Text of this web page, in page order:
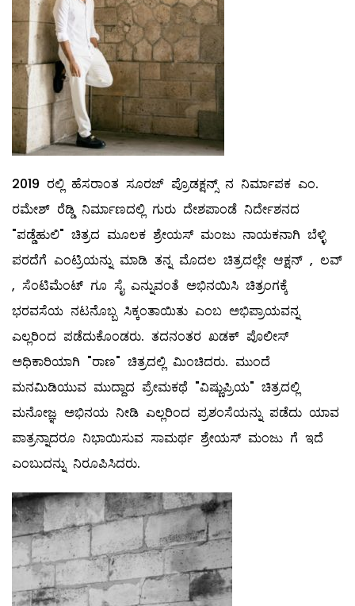
2019 ರಲ್ಲಿ ಹೆಸರಾಂತ ಸೂರಜ್ ಪ್ರೊಡಕ್ಷನ್ಸ್ ನ ನಿರ್ಮಾಪಕ ಎಂ.
ರಮೇಶ್ ರೆಡ್ಡಿ ನಿರ್ಮಾಣದಲ್ಲಿ ಗುರು ದೇಶಪಾಂಡೆ ನಿರ್ದೇಶನದ
"ಪಡ್ಡೆಹುಲಿ" ಚಿತ್ರದ ಮೂಲಕ ಶ್ರೇಯಸ್ ಮಂಜು ನಾಯಕನಾಗಿ ಬೆಳ್ಳಿ
ಪರದೆಗೆ ಎಂಟ್ರಿಯನ್ನು ಮಾಡಿ ತನ್ನ ಮೊದಲ ಚಿತ್ರದಲ್ಲೇ ಆಕ್ಷನ್ , ಲವ್
, ಸೆಂಟಿಮೆಂಟ್ ಗೂ ಸೈ ಎನ್ನುವಂತೆ ಅಭಿನಯಿಸಿ ಚಿತ್ರಂಗಕ್ಕೆ
ಭರವಸೆಯ ನಟನೊಬ್ಬ ಸಿಕ್ಕಂತಾಯಿತು ಎಂಬ ಅಭಿಪ್ರಾಯವನ್ನ
ಎಲ್ಲರಿಂದ ಪಡೆದುಕೊಂಡರು. ತದನಂತರ ಖಡಕ್ ಪೊಲೀಸ್
ಅಧಿಕಾರಿಯಾಗಿ "ರಾಣ" ಚಿತ್ರದಲ್ಲಿ ಮಿಂಚಿದರು. ಮುಂದೆ
ಮನಮಿಡಿಯುವ ಮುದ್ದಾದ ಪ್ರೇಮಕಥೆ "ವಿಷ್ಣುಪ್ರಿಯ" ಚಿತ್ರದಲ್ಲಿ
ಮನೋಜ್ಞ ಅಭಿನಯ ನೀಡಿ ಎಲ್ಲರಿಂದ ಪ್ರಶಂಸೆಯನ್ನು ಪಡೆದು ಯಾವ
ಪಾತ್ರನ್ನಾದರೂ ನಿಭಾಯಿಸುವ ಸಾಮರ್ಥ ಶ್ರೇಯಸ್ ಮಂಜು ಗೆ ಇದೆ
ಎಂಬುದನ್ನು ನಿರೂಪಿಸಿದರು.